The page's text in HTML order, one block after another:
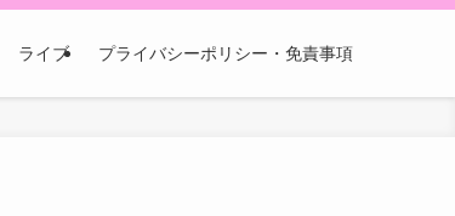
ライブ プライバシーポリシー・免責事項